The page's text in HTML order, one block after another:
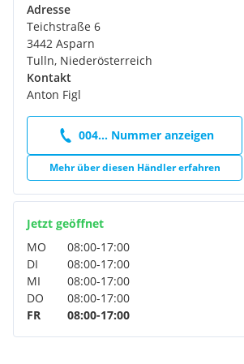
Adresse
Teichstraße 6
3442 Asparn
Tulln, Niederösterreich
Kontakt
Anton Figl
004... Nummer anzeigen
Mehr über diesen Händler erfahren
Jetzt geöffnet
MO
08:00-17:00
DI
08:00-17:00
MI
08:00-17:00
DO
08:00-17:00
FR
08:00-17:00